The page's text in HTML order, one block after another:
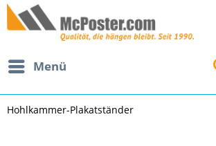
Menü
Hohlkammer-Plakatständer